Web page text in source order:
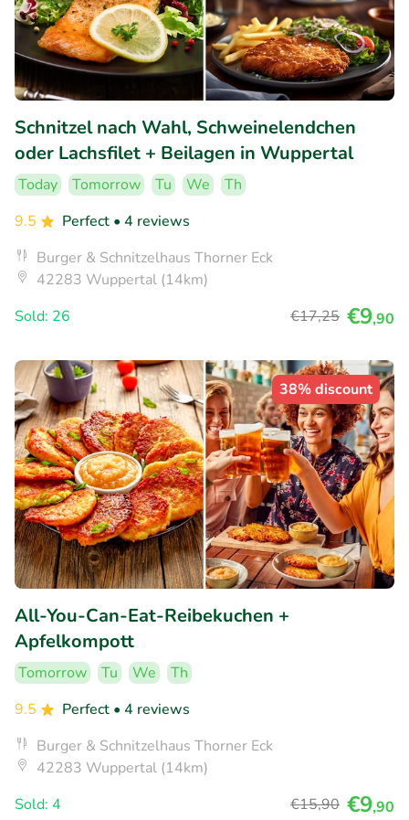
Schnitzel nach Wahl, Schweinelendchen
oder Lachsfilet + Beilagen in Wuppertal
Today Tomorrow Tu We
Th
9.5
Perfect • 4 reviews
Burger & Schnitzelhaus Thorner Eck
42283 Wuppertal (14km)
Sold: 26
€17,25 €9,90
38% discount
All-You-Can-Eat-Reibekuchen +
Apfelkompott
Tomorrow Tu We
Th
9.5
Perfect • 4 reviews
Burger & Schnitzelhaus Thorner Eck
42283 Wuppertal (14km)
Sold: 4
€15,90 €9,90